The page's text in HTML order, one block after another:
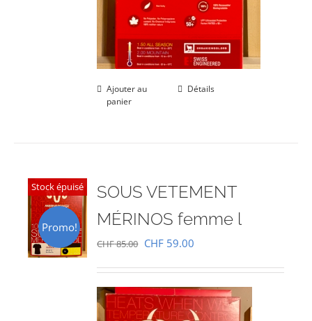
Ajouter au
panier
Détails
Stock épuisé
Promo!
SOUS VETEMENT
MÉRINOS femme l
CHF85.00 Le
initial
était :
CHF 59.00
actuel
est :